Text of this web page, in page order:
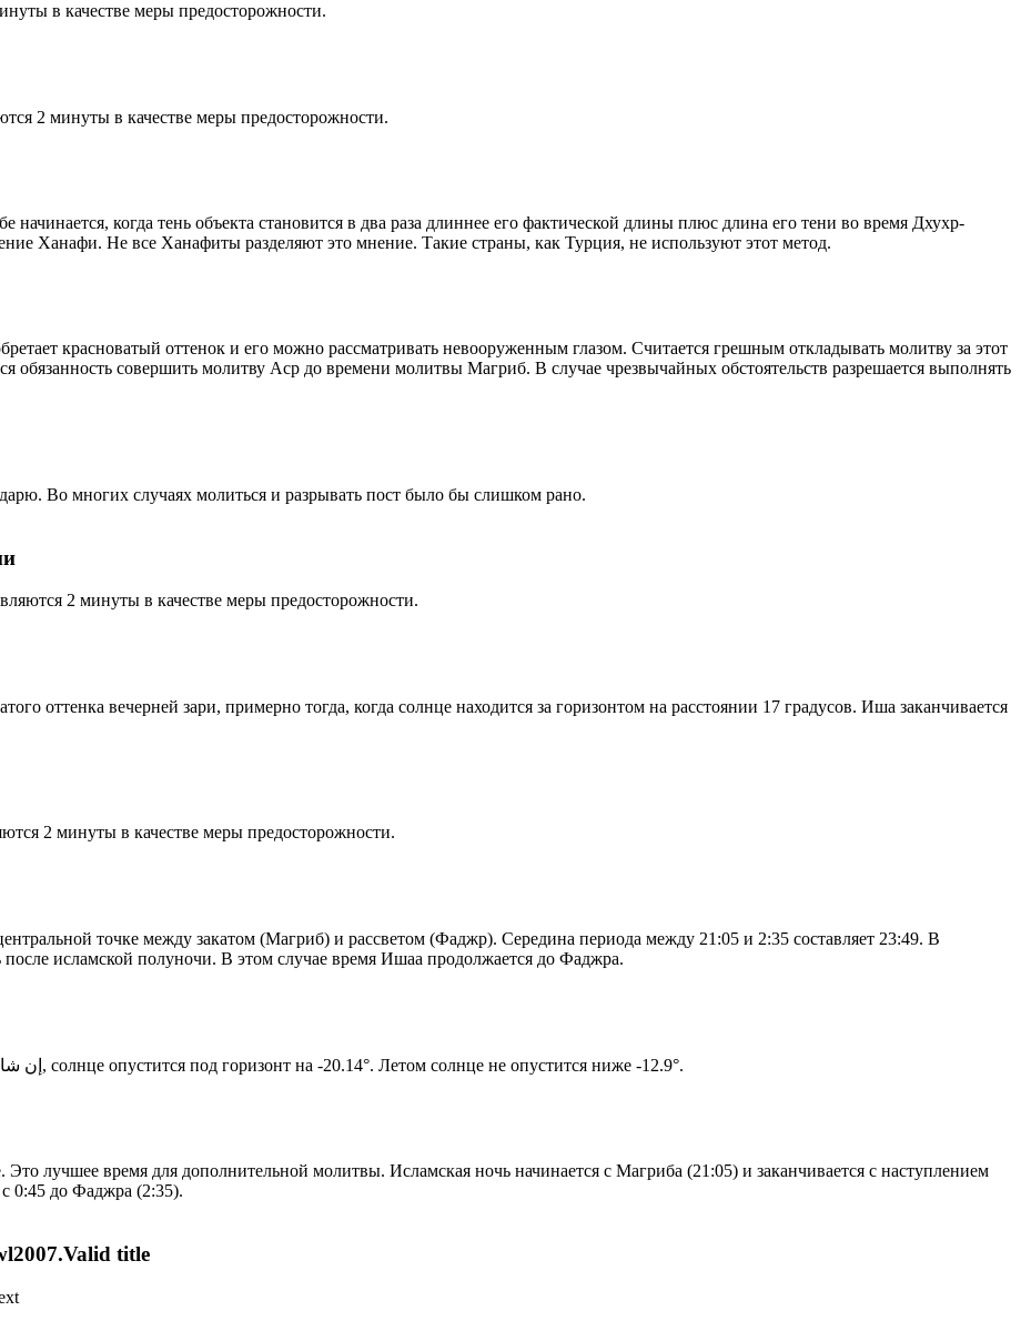
в качестве меры предосторожности.
2 минуты в качестве меры предосторожности.
когда тень объекта становится в два раза длиннее его фактической длины плюс длина его тени во время Дхухр-
Ханафи. Не все Ханафиты разделяют это мнение. Такие страны, как Турция, не используют этот метод.
красноватый оттенок и его можно рассматривать невооруженным глазом. Считается грешным откладывать молитву за этот
обязанность совершить молитву Аср до времени молитвы Магриб. В случае чрезвычайных обстоятельств разрешается выполнять
Во многих случаях молиться и разрывать пост было бы слишком рано.
2 минуты в качестве меры предосторожности.
оттенка вечерней зари, примерно тогда, когда солнце находится за горизонтом на расстоянии 17 градусов. Иша заканчивается
2 минуты в качестве меры предосторожности.
точке между закатом (Магриб) и рассветом (Фаджр). Середина периода между 21:05 и 2:35 составляет 23:49. В
исламской полуночи. В этом случае время Ишаа продолжается до Фаджра.
Новый день по солнечному календарю. Сегодня, إن شاء الله, солнце опустится под горизонт на -20.14°. Летом солнце не опустится ниже -12.9°.
Это лучшее время для дополнительной молитвы. Исламская ночь начинается с Магриба (21:05) и заканчивается с наступлением
0:45 до Фаджра (2:35).
title